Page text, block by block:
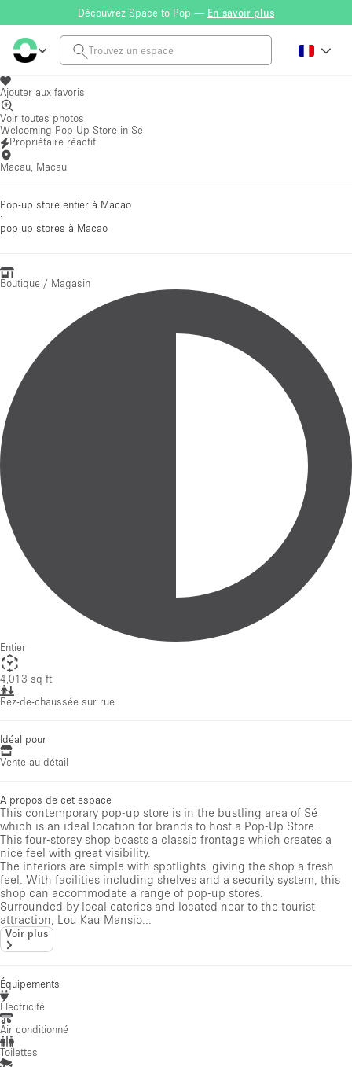
Découvrez Space to Pop — En savoir plus
Ajouter aux favoris
Voir toutes photos
Welcoming Pop-Up Store in Sé
Propriétaire réactif
Macau, Macau
Pop-up store entier à Macao
·
pop up stores à Macao
Boutique / Magasin
Entier
4,013 sq ft
Rez-de-chaussée sur rue
Idéal pour
Vente au détail
A propos de cet espace
This contemporary pop-up store is in the bustling area of Sé
which is an ideal location for brands to host a Pop-Up Store.
This four-storey shop boasts a classic frontage which creates a
nice feel with great visibility.
The interiors are simple with spotlights, giving the shop a fresh
feel. With facilities including shelves and a security system, this
shop can accommodate a range of pop-up stores.
Surrounded by local eateries and located near to the tourist
attraction, Lou Kau Mansio...
Voir plus
Équipements
Électricité
Air conditionné
Toilettes